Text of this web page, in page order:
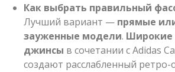
Как выбрать правильный
Лучший вариант — прямые
зауженные модели. Широкие
джинсы в сочетании с Adidas
создают расслабленный ретро-